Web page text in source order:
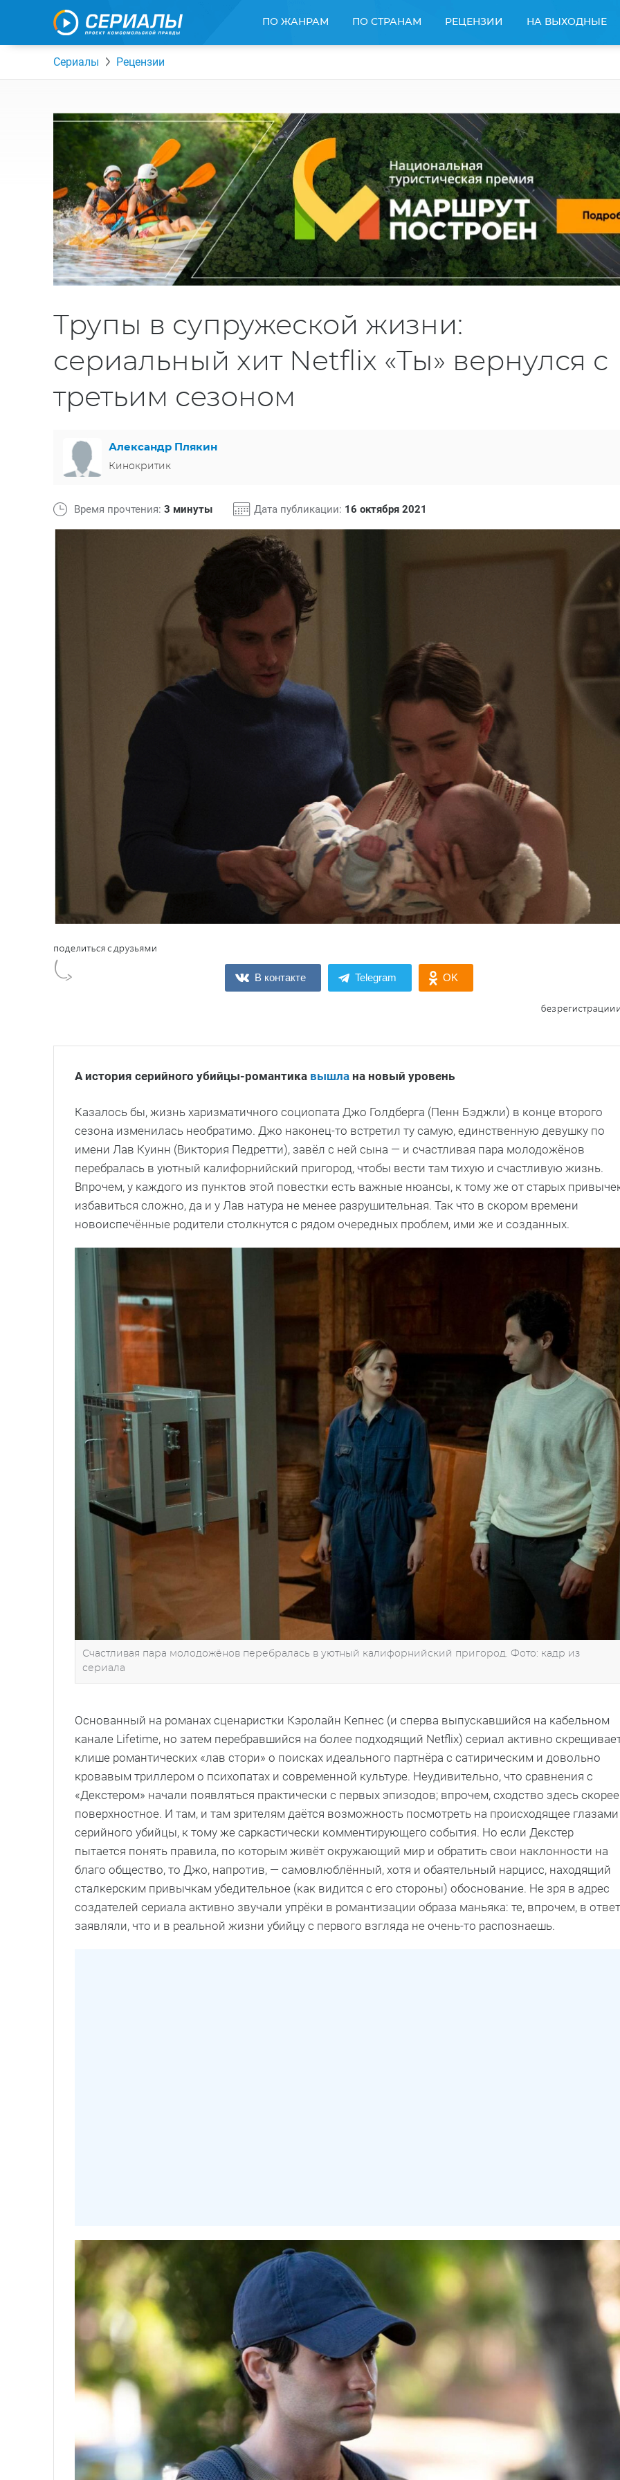
ПО ЖАНРАМ ПО СТРАНАМ РЕЦЕНЗИИ НА ВЫХОДНЫЕ
Сериалы Рецензии
Трупы в супружеской жизни:
сериальный хит Netflix «Ты» вернулся с
третьим сезоном
Александр Плякин
Кинокритик
Время прочтения: 3 минуты Дата публикации: 16 октября 2021
В контакте Telegram OK
А история серийного убийцы-романтика вышла на новый уровень
Казалось бы, жизнь харизматичного социопата Джо Голдберга (Пенн Бэджли) в конце второго
сезона изменилась необратимо. Джо наконец-то встретил ту самую, единственную девушку по
имени Лав Куинн (Виктория Педретти), завёл с ней сына — и счастливая пара молодожёнов
перебралась в уютный калифорнийский пригород, чтобы вести там тихую и счастливую жизнь.
Впрочем, у каждого из пунктов этой повестки есть важные нюансы, к тому же от старых
избавиться сложно, да и у Лав натура не менее разрушительная. Так что в скором времени
новоиспечённые родители столкнутся с рядом очередных проблем, ими же и созданных.
Счастливая пара молодожёнов перебралась в уютный калифорнийский пригород. Фото: кадр из
сериала
Основанный на романах сценаристки Кэролайн Кепнес (и сперва выпускавшийся на кабельном
канале Lifetime, но затем перебравшийся на более подходящий Netflix) сериал активно
клише романтических «лав стори» о поисках идеального партнёра с сатирическим и довольно
кровавым триллером о психопатах и современной культуре. Неудивительно, что сравнения с
«Декстером» начали появляться практически с первых эпизодов; впрочем, сходство здесь скорее
поверхностное. И там, и там зрителям даётся возможность посмотреть на происходящее глазами
серийного убийцы, к тому же саркастически комментирующего события. Но если Декстер
пытается понять правила, по которым живёт окружающий мир и обратить свои наклонности на
благо общество, то Джо, напротив, — самовлюблённый, хотя и обаятельный нарцисс, находящий
сталкерским привычкам убедительное (как видится с его стороны) обоснование. Не зря в адрес
создателей сериала активно звучали упрёки в романтизации образа маньяка: те, впрочем, в ответ
заявляли, что и в реальной жизни убийцу с первого взгляда не очень-то распознаешь.